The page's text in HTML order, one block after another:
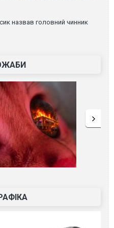
назвав головний чинник